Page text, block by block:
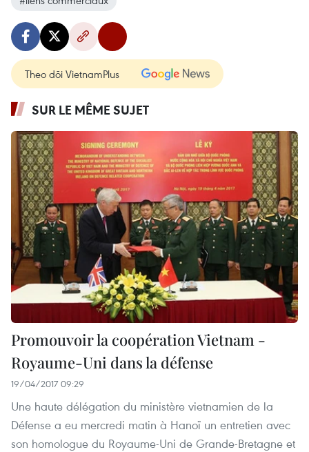
Theo dõi VietnamPlus
SUR LE MÊME SUJET
Promouvoir la coopération Vietnam -
Royaume-Uni dans la défense
19/04/2017 09:29
Une haute délégation du ministère vietnamien de la
Défense a eu mercredi matin à Hanoï un entretien avec
son homologue du Royaume-Uni de Grande-Bretagne et